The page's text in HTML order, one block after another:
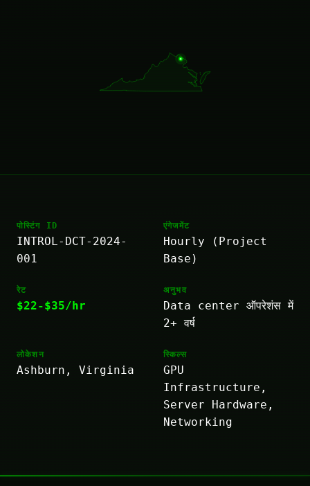
पोस्टिंग ID
INTROL-DCT-2024-
001
एंगेजमेंट
Hourly (Project
Base)
रेट
$22-$35/hr
अनुभव
Data center ऑपरेशंस में
2+ वर्ष
लोकेशन
Ashburn, Virginia
स्किल्स
GPU
Infrastructure,
Server Hardware,
Networking